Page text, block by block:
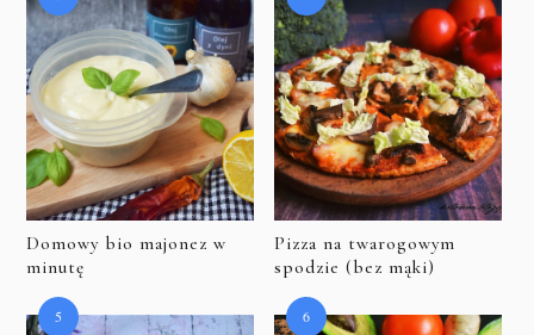
Domowy bio majonez w
minutę
Pizza na twarogowym
spodzie (bez mąki)